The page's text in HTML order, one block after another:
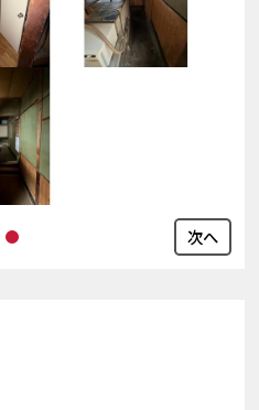
次へ